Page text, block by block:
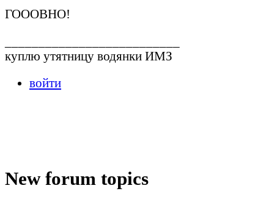
ГОООВНО!
куплю утятницу водянки ИМЗ
войти
New forum topics